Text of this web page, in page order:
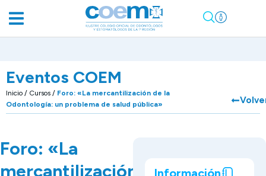
Eventos COEM
Inicio / Cursos / Foro: «La mercantilización de la
Odontología: un problema de salud pública»
Foro: «La
mercantilización